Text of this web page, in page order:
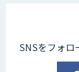
SNSをフォロ